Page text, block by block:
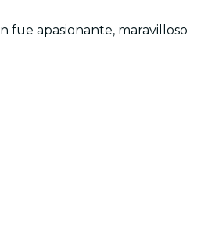
fue apasionante, maravilloso